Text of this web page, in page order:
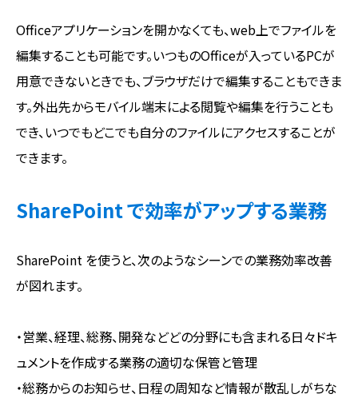
Officeアプリケーションを開かなくても、web上でファイルを
編集することも可能です。いつものOfficeが入っているPCが
用意できないときでも、ブラウザだけで編集することもできま
す。外出先からモバイル端末による閲覧や編集を行うことも
でき、いつでもどこでも自分のファイルにアクセスすることが
できます。
SharePoint で効率がアップする業務
SharePoint を使うと、次のようなシーンでの業務効率改善
が図れます。
・営業、経理、総務、開発などどの分野にも含まれる日々ドキ
ュメントを作成する業務の適切な保管と管理
・総務からのお知らせ、日程の周知など情報が散乱しがちな